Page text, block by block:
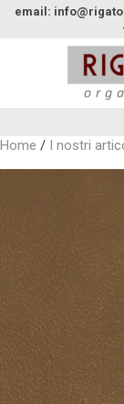
email:
Home / I nostri